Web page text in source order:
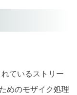
コツ
ているストリー
めのモザイク処理